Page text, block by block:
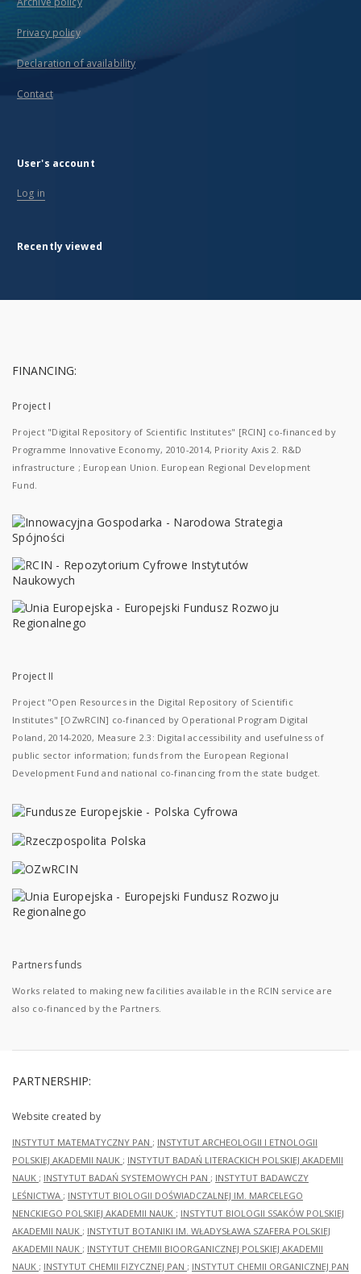
Privacy policy
Declaration of availability
Contact
User's account
Log in
Recently viewed
FINANCING:
Project I
Project "Digital Repository of Scientific Institutes" [RCIN] co-financed by
Programme Innovative Economy, 2010-2014, Priority Axis 2. R&D
infrastructure ; European Union. European Regional Development
Fund.
Project II
Project "Open Resources in the Digital Repository of Scientific
Institutes" [OZwRCIN] co-financed by Operational Program Digital
Poland, 2014-2020, Measure 2.3: Digital accessibility and usefulness of
public sector information; funds from the European Regional
Development Fund and national co-financing from the state budget.
Partners funds
Works related to making new facilities available in the RCIN service are
also co-financed by the Partners.
PARTNERSHIP:
Website created by
INSTYTUT MATEMATYCZNY PAN ; INSTYTUT ARCHEOLOGII I ETNOLOGII
POLSKIEJ AKADEMII NAUK ; INSTYTUT BADAŃ LITERACKICH POLSKIEJ AKADEMII
NAUK ; INSTYTUT BADAŃ SYSTEMOWYCH PAN ; INSTYTUT BADAWCZY
LEŚNICTWA ; INSTYTUT BIOLOGII DOŚWIADCZALNEJ IM. MARCELEGO
NENCKIEGO POLSKIEJ AKADEMII NAUK ; INSTYTUT BIOLOGII SSAKÓW POLSKIEJ
AKADEMII NAUK ; INSTYTUT BOTANIKI IM. WŁADYSŁAWA SZAFERA POLSKIEJ
AKADEMII NAUK ; INSTYTUT CHEMII BIOORGANICZNEJ POLSKIEJ AKADEMII
NAUK ; INSTYTUT CHEMII FIZYCZNEJ PAN ; INSTYTUT CHEMII ORGANICZNEJ PAN